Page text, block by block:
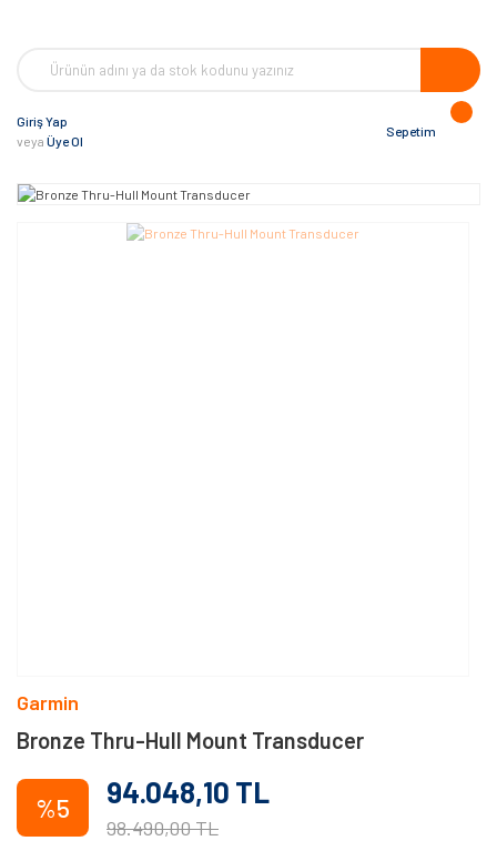
Giriş Yap
veya Üye Ol
Sepetim
Garmin
Bronze Thru-Hull Mount Transducer
%5 94.048,10 TL
98.490,00 TL